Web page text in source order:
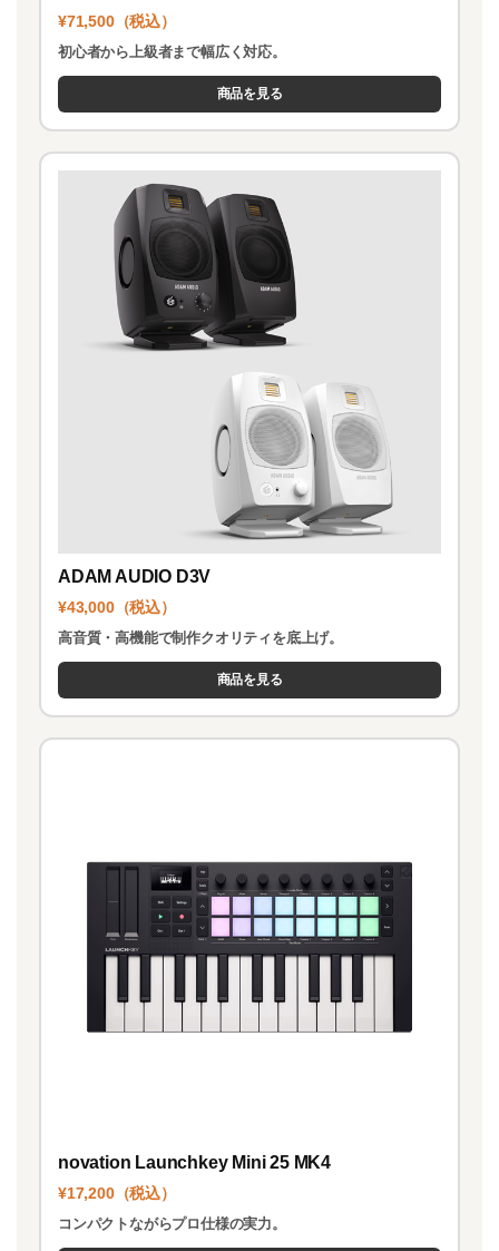
¥71,500（税込）
初心者から上級者まで幅広く対応。
商品を見る
ADAM AUDIO D3V
¥43,000（税込）
高音質・高機能で制作クオリティを底上げ。
商品を見る
novation Launchkey Mini 25 MK4
¥17,200（税込）
コンパクトながらプロ仕様の実力。